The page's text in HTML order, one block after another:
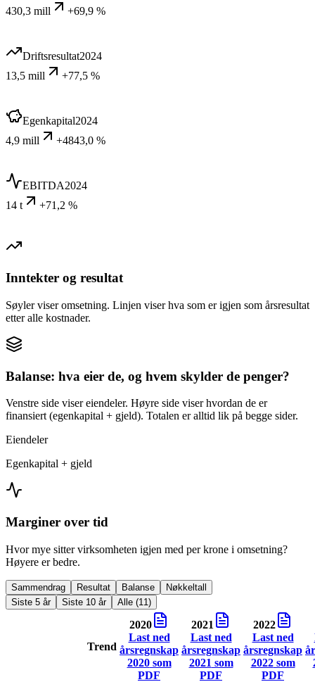
430,3 mill
+69,9 %
Driftsresultat2024
13,5 mill
+77,5 %
Egenkapital2024
4,9 mill
+4843,0 %
EBITDA2024
14 t
+71,2 %
Inntekter og resultat
Søyler viser omsetning. Linjen viser hva som er igjen som årsresultat
etter alle kostnader.
Balanse: hva eier de, og hvem skylder de penger?
Venstre side viser eiendeler. Høyre side viser hvordan de er
finansiert (egenkapital + gjeld). Totalen er alltid lik på begge sider.
Eiendeler
Egenkapital + gjeld
Marginer over tid
Hvor mye sitter virksomheten igjen med per krone i omsetning?
Høyere er bedre.
Sammendrag Resultat Balanse
Nøkkeltall
Siste 5 år
Siste 10 år Alle (11)
Trend
2020
Last ned
årsregnskap
2020som
PDF
2021
Last ned
årsregnskap
2021 som
PDF
2022
Last ned
årsregnskap
2022som
PDF